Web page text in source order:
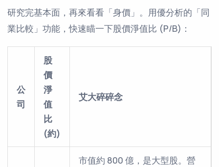
研究完基本面，再來看看「身價」。用優分析的「同
業比較」功能，快速瞄一下股價淨值比 (P/B)：
公
司
股
價
淨
值
比
(約)
艾大碎碎念
市值約 800 億，是大型股。營